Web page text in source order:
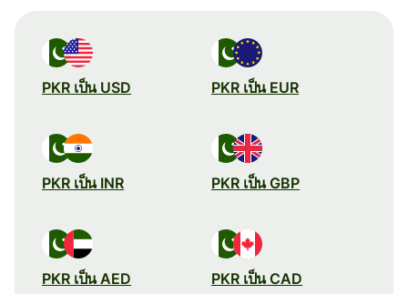
PKR เป็น USD PKR เป็น EUR
PKR เป็น INR PKR เป็น GBP
PKR เป็น AED PKR เป็น CAD